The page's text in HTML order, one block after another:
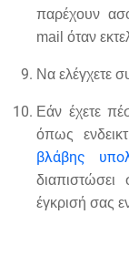
παρέχουν
mail όταν
Να ελέγχετε
Εάν έχετε
όπως
βλάβης
έγκρισή σας